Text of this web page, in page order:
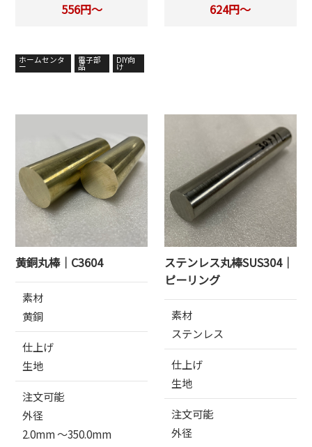
556円～
ホームセンタ
ー
電子部
品
DIY向
け
624円～
黄銅丸棒｜C3604
素材
黄銅
仕上げ
生地
注文可能
外径
2.0mm 〜350.0mm
ステンレス丸棒SUS304｜
ピーリング
素材
ステンレス
仕上げ
生地
注文可能
外径